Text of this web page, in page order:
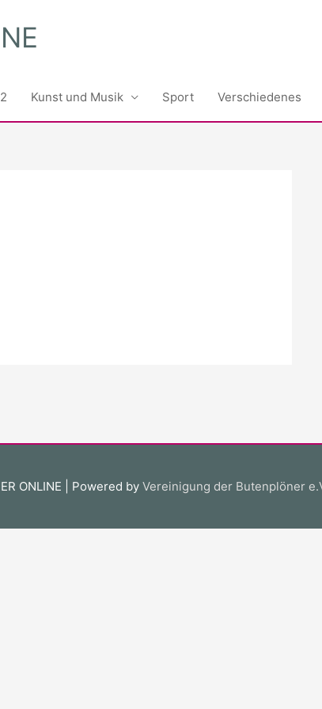
Kunst und Musik Sport Verschiedenes
ONLINE | Powered by Vereinigung der Butenplöner